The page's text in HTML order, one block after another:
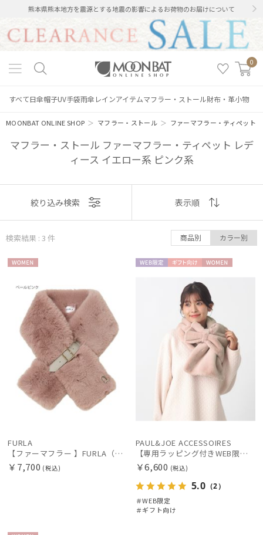
熊本県熊本地方を震源とする地震の影響によるお荷物のお届けについて
0
すべて日傘帽子UV手袋雨傘 レインアイテムマフラー・ストール財布・革小物
MOONBAT ONLINE SHOP ＞ マフラー・ストール ＞ ファーマフラー・ティペット
マフラー・ストール ファーマフラー・ティペット レデ
ィース イエロー系 ピンク系
絞り込み
レディース キッズ
カテゴリー
ブランド
傘機能
マフラー・ストール・スカーフ
帽子
表示
おすすめ
価格の高い
価格の低い
順
人気順
売上点数順
お気に入り
絞り込み検索 表示順
検索結果 : 3 件 商品別 カラー別
FURLA
【ファーマフラー 】FURLA（フルラ）ベルト差し込みファーティペット アーチロゴ フェイクファー
￥7,700 (税込)
向け
N
PAUL&JOE ACCESSOIRES
【専用ラッピング付きWEB限定マフラー】ポール&ジョー(PAUL & JOE ACCESSOIRES)ビッグリボンマフラー ブランド プレゼント ギフト
￥6,600 (税込)
5.0 （2）
＃WEB限定
＃ギフト向け